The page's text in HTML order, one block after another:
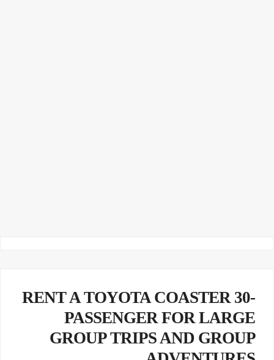
RENT A TOYOTA COASTER 30-
PASSENGER FOR LARGE
GROUP TRIPS AND GROUP